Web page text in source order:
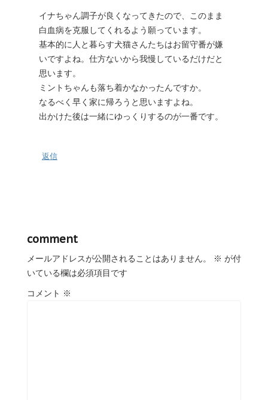
イナちゃん調子が良くなってきたので、このまま
白血病を克服してくれるよう願っています。
基本的に人と暮らす犬猫さんたちはお留守番が嫌
いですよね。仕方ないから我慢しているだけだと
思います。
ミントちゃんも落ち着かなかったんですか。
なるべく早く家に帰ろうと思いますよね。
出かけた後は一緒にゆっくりするのが一番です。
返信
comment
メールアドレスが公開されることはありません。 ※ が付
いている欄は必須項目です
コメント ※